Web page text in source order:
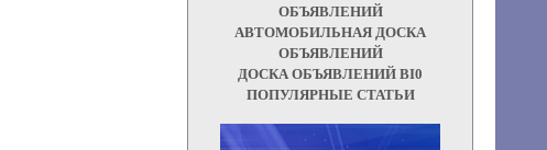
ОБЪЯВЛЕНИЙ
АВТОМОБИЛЬНАЯ ДОСКА
ОБЪЯВЛЕНИЙ
ДОСКА ОБЪЯВЛЕНИЙ BI0
ПОПУЛЯРНЫЕ СТАТЬИ